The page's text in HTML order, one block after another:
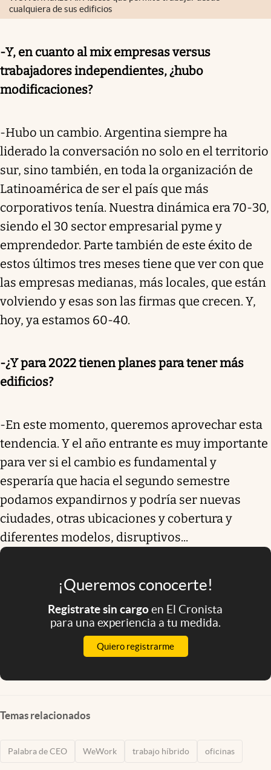
cualquiera de sus edificios
-Y, en cuanto al mix empresas versus
trabajadores independientes, ¿hubo
modificaciones?
-Hubo un cambio. Argentina siempre ha
liderado la conversación no solo en el territorio
sur, sino también, en toda la organización de
Latinoamérica de ser el país que más
corporativos tenía. Nuestra dinámica era 70-30,
siendo el 30 sector empresarial pyme y
emprendedor. Parte también de este éxito de
estos últimos tres meses tiene que ver con que
las empresas medianas, más locales, que están
volviendo y esas son las firmas que crecen. Y,
hoy, ya estamos 60-40.
-¿Y para 2022 tienen planes para tener más
edificios?
-En este momento, queremos aprovechar esta
tendencia. Y el año entrante es muy importante
para ver si el cambio es fundamental y
esperaría que hacia el segundo semestre
podamos expandirnos y podría ser nuevas
ciudades, otras ubicaciones y cobertura y
diferentes modelos, disruptivos...
¡Queremos conocerte!
Registrate sin cargoen El Cronista
para una experiencia a tu medida.
Quiero registrarme
Temas relacionados
Palabra de CEO WeWork trabajo híbrido oficinas